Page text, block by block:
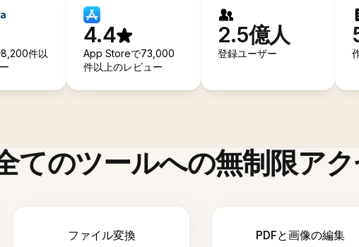
件以
4.4
App Storeで73,000
件以上のレビュー
2.5億人
登録ユーザー
てのツールへの無制限ア
ファイル変換 PDFと画像の編集